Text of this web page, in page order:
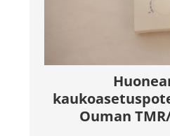
Ouman